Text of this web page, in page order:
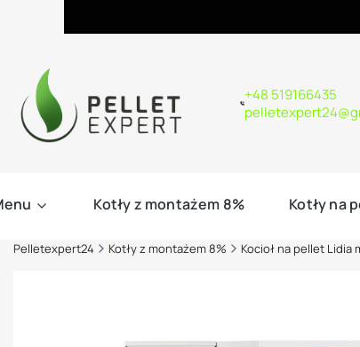
+48 519166435
Kotły z montażem 8% Kotły na
Pelletexpert24 Kotły z montażem 8% Kocioł na pellet Lidia